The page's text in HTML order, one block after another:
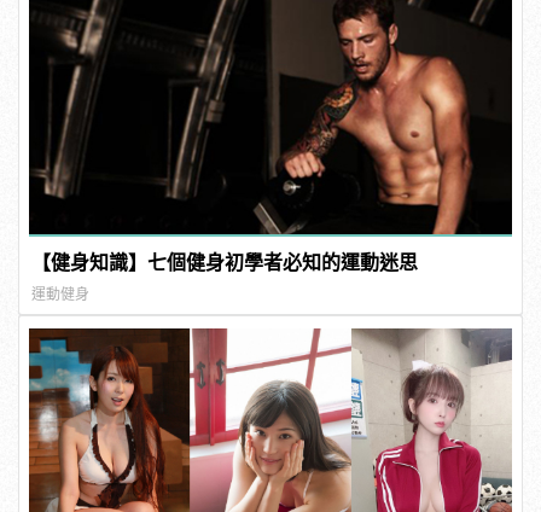
【健身知識】七個健身初學者必知的運動迷思
運動健身